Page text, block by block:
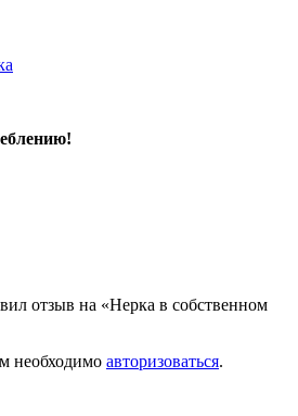
отзыв на «Нерка в собственном
необходимо авторизоваться.